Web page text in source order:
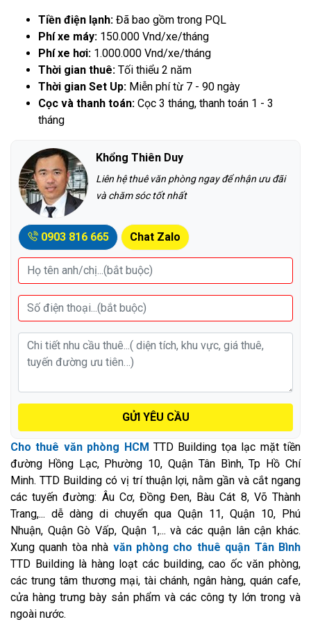
Tiền điện lạnh: Đã bao gồm trong PQL
Phí xe máy: 150.000 Vnd/xe/tháng
Phí xe hơi: 1.000.000 Vnd/xe/tháng
Thời gian thuê: Tối thiểu 2 năm
Thời gian Set Up: Miễn phí từ 7 - 90 ngày
Cọc và thanh toán: Cọc 3 tháng, thanh toán 1 - 3
tháng
Khổng Thiên Duy
Liên hệ thuê văn phòng ngay để nhận ưu đãi
và chăm sóc tốt nhất
0903 816 665 Chat Zalo
GỬI YÊU CẦU
Cho thuê văn phòng HCM TTD Building tọa lạc mặt tiền
đường Hồng Lạc, Phường 10, Quận Tân Bình, Tp Hồ Chí
Minh. TTD Building có vị trí thuận lợi, nằm gần và cắt ngang
các tuyến đường: Âu Cơ, Đồng Đen, Bàu Cát 8, Võ Thành
Trang,... dễ dàng di chuyển qua Quận 11, Quận 10, Phú
Nhuận, Quận Gò Vấp, Quận 1,... và các quận lân cận khác.
Xung quanh tòa nhà văn phòng cho thuê quận Tân Bình
TTD Building là hàng loạt các building, cao ốc văn phòng,
các trung tâm thương mại, tài chánh, ngân hàng, quán cafe,
cửa hàng trưng bày sản phẩm và các công ty lớn trong và
ngoài nước.